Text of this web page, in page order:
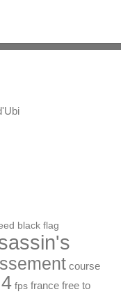
black flag
course
fps france free to